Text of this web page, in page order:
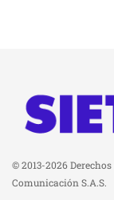
© 2013-2026
Comunicación S.A.S.